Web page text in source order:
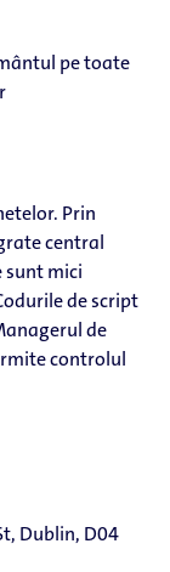
pe toate
Prin
central
mici
de script
de
controlul
Dublin, D04